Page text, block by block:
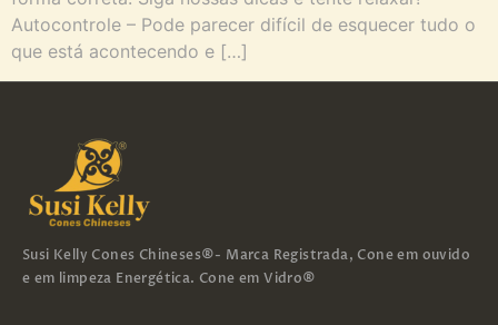
Autocontrole – Pode parecer difícil de esquecer tudo o
que está acontecendo e […]
Susi Kelly Cones Chineses®- Marca Registrada, Cone em ouvido
e em limpeza Energética. Cone em Vidro®